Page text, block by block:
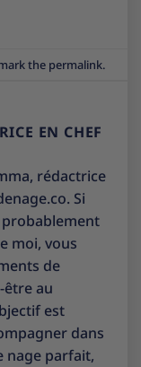
the permalink.
EN CHEF
rédactrice
Si
probablement
moi, vous
de
être au
est
dans
nage parfait,